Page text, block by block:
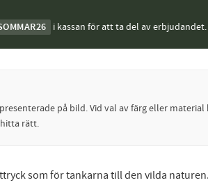
i kassan för att ta del av erbjudandet.
på bild. Vid val av färg eller
rätt.
som för tankarna till den vilda